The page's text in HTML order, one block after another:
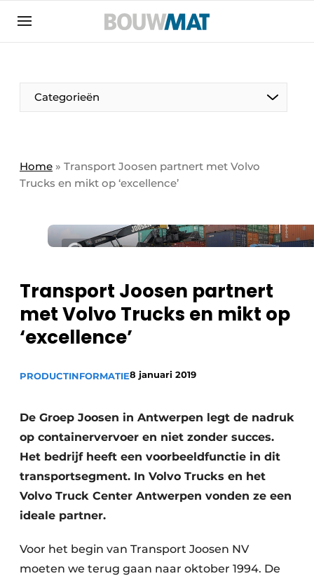
Aanmelden
Bedrijven
Bedrijven
Contact
Evenement aanmelden
Meest gelezen
Podcasts
Privacy / Cookie statement
Vacature aanmelden
Categorieën
Home » Transport Joosen partnert met Volvo
Trucks en mikt op ‘excellence’
Transport Joosen partnert
met Volvo Trucks en mikt op
‘excellence’
PRODUCTINFORMATIE8 januari 2019
De Groep Joosen in Antwerpen legt de nadruk
op containervervoer en niet zonder succes.
Het bedrijf heeft een voorbeeldfunctie in dit
transportsegment. In Volvo Trucks en het
Volvo Truck Center Antwerpen vonden ze een
ideale partner.
Voor het begin van Transport Joosen NV
moeten we terug gaan naar oktober 1994. De